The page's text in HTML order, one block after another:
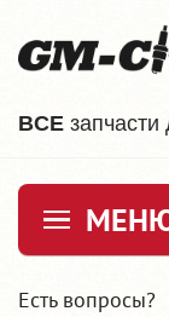
ВCE запчасти
Есть вопросы?